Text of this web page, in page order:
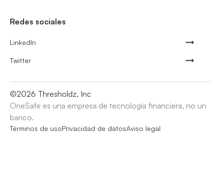
Redes sociales
LinkedIn
Twitter
©2026 Thresholdz, Inc
OneSafe es una empresa de tecnología financiera, no un
banco.
Términos de usoPrivacidad de datosAviso legal